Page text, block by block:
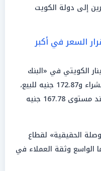
إلى دولة الكويت
السعر في أكبر
الكويتي في «البنك
الأهلي المصري» نحو 167.56 جنيه للشراء و172.87 جنيه للبيع،
بينما استقر السعر في «بنك مصر» عند مستوى 167.78 جنيه
الحقيقية» لقطاع
الواسع وثقة العملاء في